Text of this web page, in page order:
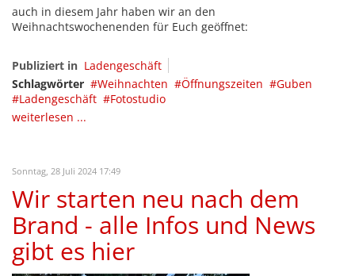
auch in diesem Jahr haben wir an den
Weihnachtswochenenden für Euch geöffnet:
Publiziert in Ladengeschäft
Schlagwörter
Weihnachten Öffnungszeiten
Guben
Ladengeschäft
Fotostudio
weiterlesen ...
Sonntag, 28 Juli 2024 17:49
Wir starten neu nach dem
Brand - alle Infos und News
gibt es hier